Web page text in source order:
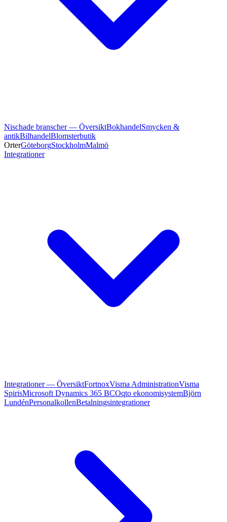
Nischade branscher — ÖversiktBokhandelSmycken &
antikBilhandelBlomsterbutik
OrterGöteborgStockholmMalmö
Integrationer
Integrationer — ÖversiktFortnoxVisma AdministrationVisma
SpirisMicrosoft Dynamics 365 BCOqto ekonomisystemBjörn
LundénPersonalkollenBetalningsintegrationer